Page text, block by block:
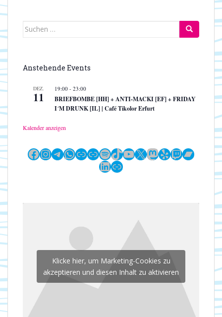
Suchen
Anstehende Events
DEZ.
11
19:00 - 23:00
BRIEFBOMBE [HH] + ANTI-MACKI [EF] + FRIDAY
I´M DRUNK [IL] | Café Tikolor Erfurt
Kalender anzeigen
Facebook
Instagram
Telegram
WhatsApp
LinkLinkSpotify
TikTok
YouTube
X Mastodon
YelpTwitch
LinkedIn
Link
Klicke hier, um Marketing-Cookies zu
akzeptieren und diesen Inhalt zu aktivieren